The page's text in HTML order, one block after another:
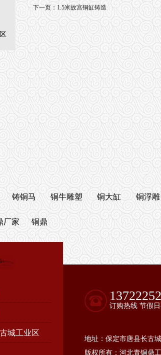
下一页： 1.5米故宫铜缸铸造
铸铜马 铜牛雕塑 铜大缸 铜浮雕
厂家 铜鼎
城工业区
订购热线 节假
地址：保定市唐县长古
版权所有：河北青铜鼎